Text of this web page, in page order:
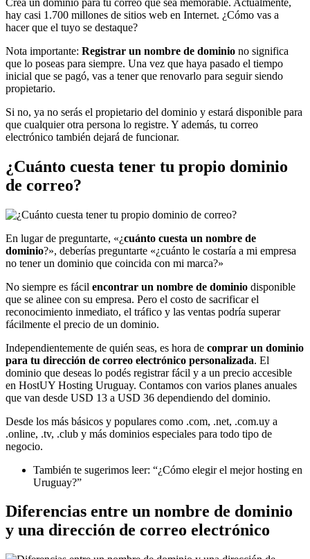
hay casi 1.700 millones de sitios web en Internet. ¿Cómo vas a
hacer que el tuyo se destaque?
Nota importante: Registrar un nombre de dominio no significa
que lo poseas para siempre. Una vez que haya pasado el tiempo
inicial que se pagó, vas a tener que renovarlo para seguir siendo
propietario.
Si no, ya no serás el propietario del dominio y estará disponible para
que cualquier otra persona lo registre. Y además, tu correo
electrónico también dejará de funcionar.
¿Cuánto cuesta tener tu propio dominio
de correo?
En lugar de preguntarte, «¿cuánto cuesta un nombre de
dominio?», deberías preguntarte «¿cuánto le costaría a mi empresa
no tener un dominio que coincida con mi marca?»
No siempre es fácil encontrar un nombre de dominio disponible
que se alinee con su empresa. Pero el costo de sacrificar el
reconocimiento inmediato, el tráfico y las ventas podría superar
fácilmente el precio de un dominio.
Independientemente de quién seas, es hora de comprar un dominio
para tu dirección de correo electrónico personalizada. El
dominio que deseas lo podés registrar fácil y a un precio accesible
en HostUY Hosting Uruguay. Contamos con varios planes anuales
que van desde USD 13 a USD 36 dependiendo del dominio.
Desde los más básicos y populares como .com, .net, .com.uy a
.online, .tv, .club y más dominios especiales para todo tipo de
negocio.
También te sugerimos leer: “¿Cómo elegir el mejor hosting en
Uruguay?”
Diferencias entre un nombre de dominio
y una dirección de correo electrónico